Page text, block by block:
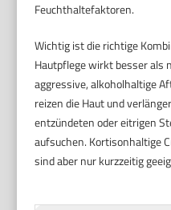
Feuchthaltefaktoren.
Wichtig ist die richtige
Hautpflege wirkt besser als
aggressive, alkoholhaltige
reizen die Haut und
entzündeten oder eitrigen
aufsuchen. Kortisonhaltige
sind aber nur kurzzeitig